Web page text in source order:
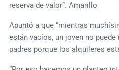
reserva de valor”. Amarillo
Apuntó a que “mientras
están vacíos, un joven no
padres porque los alquileres